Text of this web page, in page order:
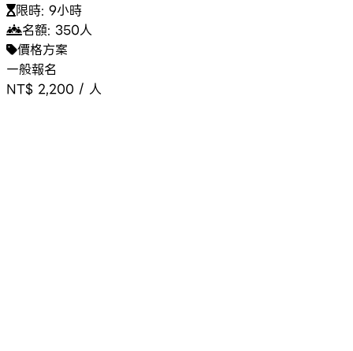
限時: 9小時
名額: 350人
價格方案
一般報名
NT$ 2,200 / 人